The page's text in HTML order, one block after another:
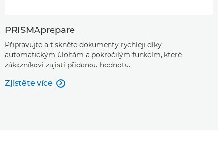
PRISMAprepare
Připravujte a tiskněte dokumenty rychleji díky
automatickým úlohám a pokročilým funkcím, které
zákazníkovi zajistí přidanou hodnotu.
Zjistěte více 